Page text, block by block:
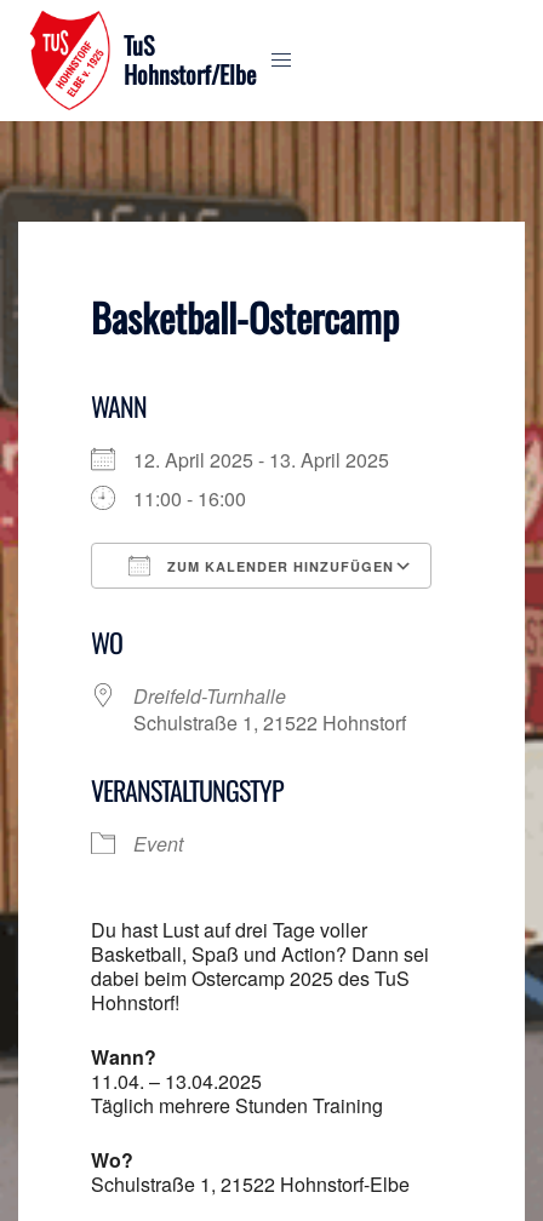
Zum
Inhalt
springen
TuS
Hohnstorf/Elbe
Basketball-Ostercamp
WANN
12. April 2025 - 13. April 2025
11:00 - 16:00
ZUM KALENDER HINZUFÜGEN
Google
WO
Dreifeld-Turnhalle
Schulstraße 1, 21522 Hohnstorf
VERANSTALTUNGSTYP
Event
Du hast Lust auf drei Tage voller
Basketball, Spaß und Action? Dann sei
dabei beim Ostercamp 2025 des TuS
Hohnstorf!
Wann?
11.04. – 13.04.2025
Täglich mehrere Stunden Training
Wo?
Schulstraße 1, 21522 Hohnstorf-Elbe